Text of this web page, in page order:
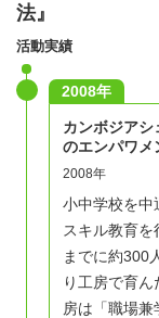
法』
活動実績
2008年
カンボジア
のエンパワメ
2008年
小中学校を中
スキル教育
までに約300
り工房で育
房は「職場